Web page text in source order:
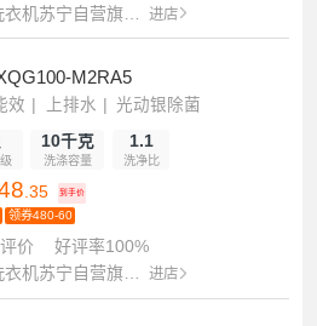
松下洗衣机苏宁自营旗舰店
进店
M2RA5
效 上排水 光动银除菌
10千克
洗涤容量
1.1
洗净比
.35 到手价
领券480-60
价
好评率100%
松下洗衣机苏宁自营旗舰店
进店